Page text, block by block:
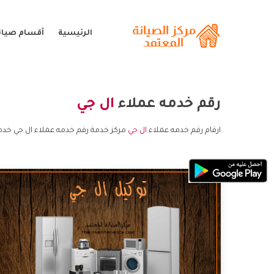
الرئيسية أقسام
رقم خدمه عملاء ال جي
ارقام رقم خدمه عملاء ال جي مركز خدمة رقم خدمه عملاء ال جي